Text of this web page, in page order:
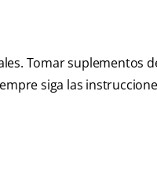
Tomar suplementos
siga las